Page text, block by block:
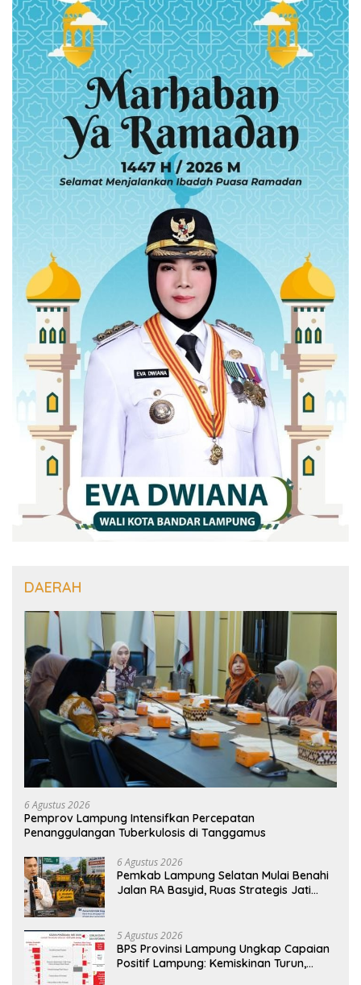
DAERAH
6 Agustus 2026
Pemprov Lampung Intensifkan Percepatan
Penanggulangan Tuberkulosis di Tanggamus
6 Agustus 2026
Pemkab Lampung Selatan Mulai Benahi
Jalan RA Basyid, Ruas Strategis Jati
5 Agustus 2026
BPS Provinsi Lampung Ungkap Capaian
Positif Lampung: Kemiskinan Turun,